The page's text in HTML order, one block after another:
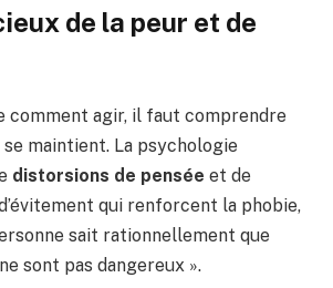
de la peur et de
comment agir, il faut comprendre
maintient. La psychologie
distorsions de pensée et de
qui renforcent la phobie,
sait rationnellement que
sont pas dangereux ».